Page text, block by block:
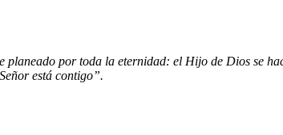
planeado por toda la eternidad: el Hijo de Dios se
está contigo”.